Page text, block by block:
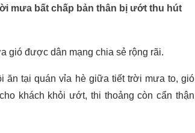
mưa bất chấp bản thân bị ướt thu hút
gió được dân mạng chia sẻ rộng rãi.
ăn tại quán vỉa hè giữa tiết trời mưa to, gió
khách khỏi ướt, thi thoảng còn cẩn thận